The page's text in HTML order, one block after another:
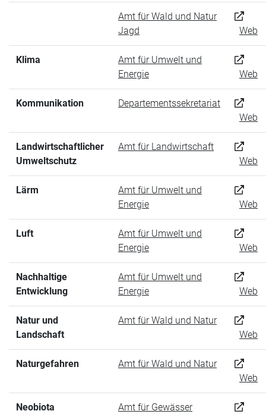
Amt für Wald und Natur
Jagd
Web
Klima
Amt für Umwelt und
Energie
Web
Kommunikation
Departementssekretariat
Web
Landwirtschaftlicher
Umweltschutz
Amt für Landwirtschaft
Web
Lärm
Amt für Umwelt und
Energie
Web
Luft
Amt für Umwelt und
Energie
Web
Nachhaltige
Entwicklung
Amt für Umwelt und
Energie
Web
Natur und
Landschaft
Amt für Wald und Natur
Web
Naturgefahren
Amt für Wald und Natur
Web
Neobiota
Amt für Gewässer